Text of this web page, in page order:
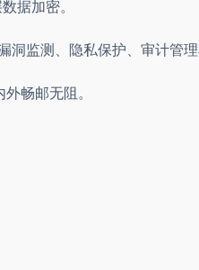
据加密。
监测、隐私保护、审计管理
畅邮无阻。